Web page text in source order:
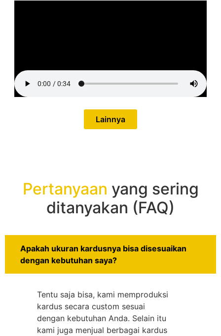
Lainnya
Pertanyaan yang sering
ditanyakan (FAQ)
Apakah ukuran kardusnya bisa disesuaikan
dengan kebutuhan saya?
Tentu saja bisa, kami memproduksi
kardus secara custom sesuai
dengan kebutuhan Anda. Selain itu
kami juga menjual berbagai kardus